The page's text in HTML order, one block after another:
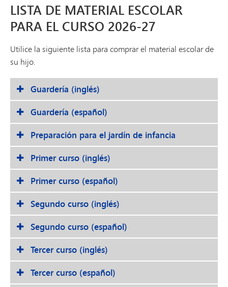
LISTA DE MATERIAL ESCOLAR
PARA EL CURSO 2026-27
Utilice la siguiente lista para comprar el material escolar de
su hijo.
Guardería (inglés)
Guardería (español)
Preparación para el jardín de infancia
Primer curso (inglés)
Primer curso (español)
Segundo curso (inglés)
Segundo curso (español)
Tercer curso (inglés)
Tercer curso (español)